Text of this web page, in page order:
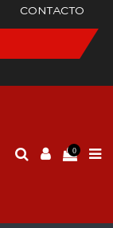
CONTACTO
0